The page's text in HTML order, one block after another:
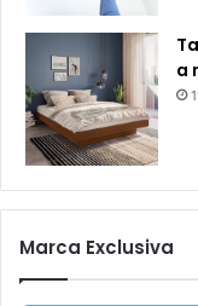
a
Marca Exclusiva